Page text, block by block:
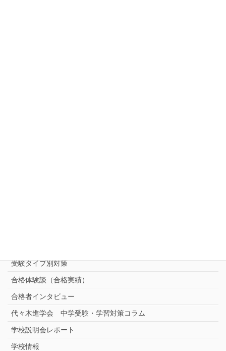
受験タイプ別対策
合格体験談（合格実績）
合格者インタビュー
代々木進学会 中学受験・学習対策コラム
学校説明会レポート
学校情報